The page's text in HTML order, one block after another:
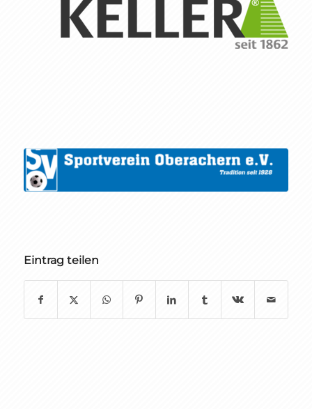
Eintrag teilen